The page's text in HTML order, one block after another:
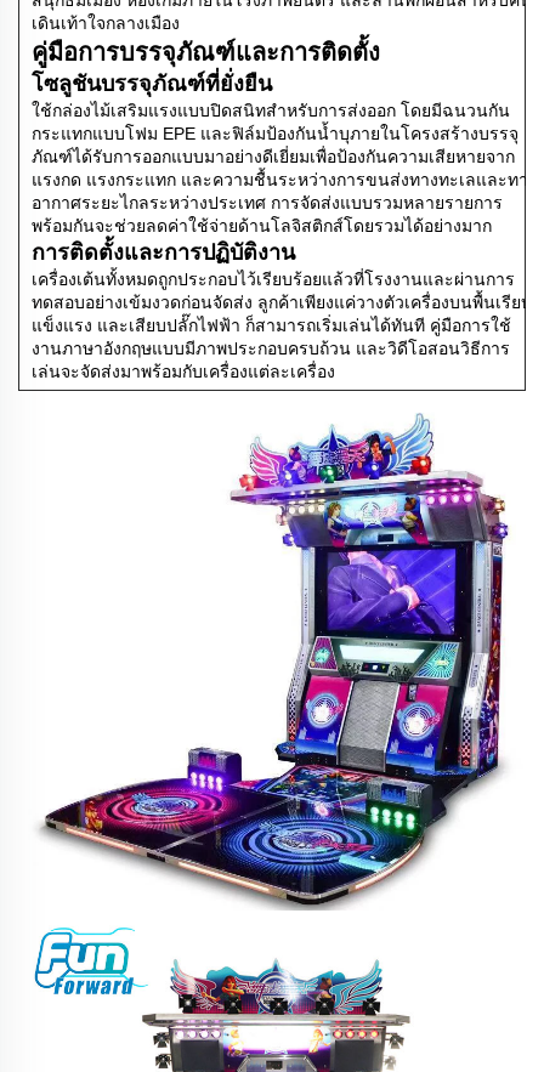
เดินเท้าใจกลางเมือง
คู่มือการบรรจุภัณฑ์และการติดตั้ง
โซลูชันบรรจุภัณฑ์ที่ยั่งยืน
ใช้กล่องไม้เสริมแรงแบบปิดสนิทสำหรับการส่งออก โดยมีฉนวนกัน
กระแทกแบบโฟม EPE และฟิล์มป้องกันน้ำบุภายในโครงสร้างบรรจุ
ภัณฑ์ได้รับการออกแบบมาอย่างดีเยี่ยมเพื่อป้องกันความเสียหายจาก
แรงกด แรงกระแทก และความชื้นระหว่างการขนส่งทางทะเลและทาง
อากาศระยะไกลระหว่างประเทศ การจัดส่งแบบรวมหลายรายการ
พร้อมกันจะช่วยลดค่าใช้จ่ายด้านโลจิสติกส์โดยรวมได้อย่างมาก
การติดตั้งและการปฏิบัติงาน
เครื่องเต้นทั้งหมดถูกประกอบไว้เรียบร้อยแล้วที่โรงงานและผ่านการ
ทดสอบอย่างเข้มงวดก่อนจัดส่ง ลูกค้าเพียงแค่วางตัวเครื่องบนพื้นเรียบ
แข็งแรง และเสียบปลั๊กไฟฟ้า ก็สามารถเริ่มเล่นได้ทันที คู่มือการใช้
งานภาษาอังกฤษแบบมีภาพประกอบครบถ้วน และวิดีโอสอนวิธีการ
เล่นจะจัดส่งมาพร้อมกับเครื่องแต่ละเครื่อง